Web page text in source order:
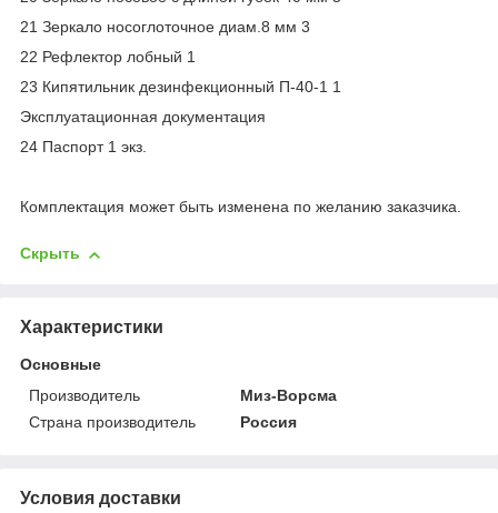
21 Зеркало носоглоточное диам.8 мм 3
22 Рефлектор лобный 1
23 Кипятильник дезинфекционный П-40-1 1
Эксплуатационная документация
24 Паспорт 1 экз.
Комплектация может быть изменена по желанию заказчика.
Скрыть
Характеристики
Основные
Производитель
Миз-Ворсма
Страна производитель
Россия
Условия доставки